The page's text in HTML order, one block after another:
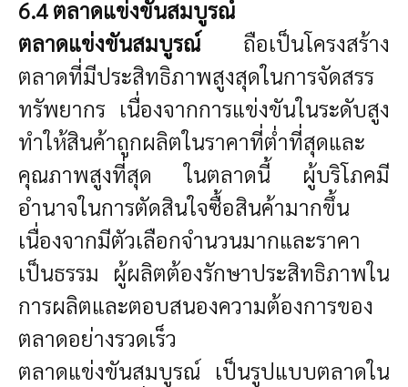
6.4 ตลาดแข่งขันสมบูรณ์
ตลาดแข่งขันสมบูรณ์ ถือเป็นโครงสร้าง
ตลาดที่มีประสิทธิภาพสูงสุดในการจัดสรร
ทรัพยากร เนื่องจากการแข่งขันในระดับสูง
ทำให้สินค้าถูกผลิตในราคาที่ต่ำที่สุดและ
คุณภาพสูงที่สุด ในตลาดนี้ ผู้บริโภคมี
อำนาจในการตัดสินใจซื้อสินค้ามากขึ้น
เนื่องจากมีตัวเลือกจำนวนมากและราคา
เป็นธรรม ผู้ผลิตต้องรักษาประสิทธิภาพใน
การผลิตและตอบสนองความต้องการของ
ตลาดอย่างรวดเร็ว
ตลาดแข่งขันสมบูรณ์ เป็นรูปแบบตลาดใน